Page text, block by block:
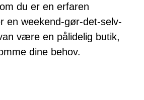
du er en erfaren
en weekend-gør-det-selv-
være en pålidelig butik,
dine behov.